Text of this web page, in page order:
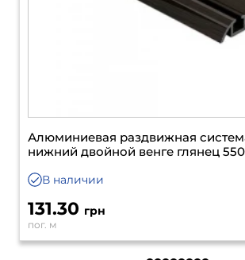
Алюминиевая раздвижная
нижний двойной венге глянец
В наличии
131.30 грн
пог. м